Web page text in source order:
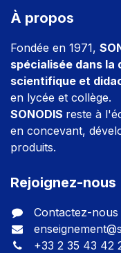
À propos
Fondée en 1971,
spécialisée dans
scientifique et
en lycée et collège.
SONODIS reste à
en concevant,
produits.
Rejoignez-nous
Contactez-nous
+33 2 35 43 42